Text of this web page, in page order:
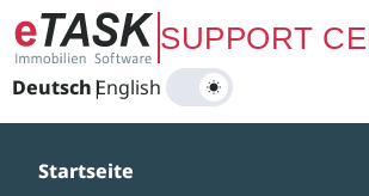
Zum Hauptinhalt springen
SUPPORT
Deutsch|
English
Startseite